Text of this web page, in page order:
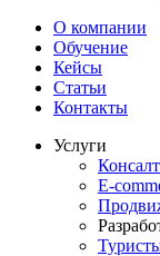
О компании
Обучение
Кейсы
Статьи
Контакты
Услуги
E-